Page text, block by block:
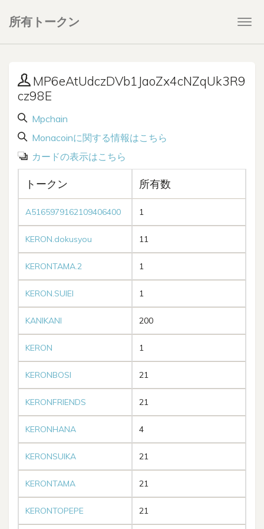
所有トークン
MP6eAtUdczDVb1JaoZx4cNZqUk3R9
cz98E
Mpchain
Monacoinに関する情報はこちら
カードの表示はこちら
トークン 所有数
A5165979162109406400 1
KERON.dokusyou 11
KERONTAMA.2 1
KERON.SUIEI 1
KANIKANI 200
KERON 1
KERONBOSI 21
KERONFRIENDS 21
KERONHANA 4
KERONSUIKA 21
KERONTAMA 21
KERONTOPEPE 21